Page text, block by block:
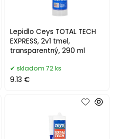
Lepidlo Ceys TOTAL TECH
EXPRESS, 2v1 tmel,
transparentný, 290 ml
skladom 72 ks
9.13 €